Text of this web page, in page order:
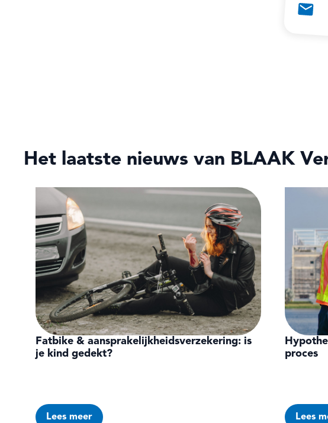
Het laatste nieuws van BLAAK
Fatbike & aansprakelijkheidsverzekering: is
je kind gedekt?
Lees meer
proces
Lees